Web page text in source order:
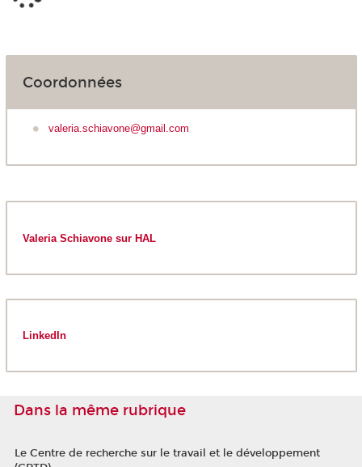
Coordonnées
valeria.schiavone@gmail.com
Valeria Schiavone sur HAL
LinkedIn
Dans la même rubrique
Le Centre de recherche sur le travail et le développement